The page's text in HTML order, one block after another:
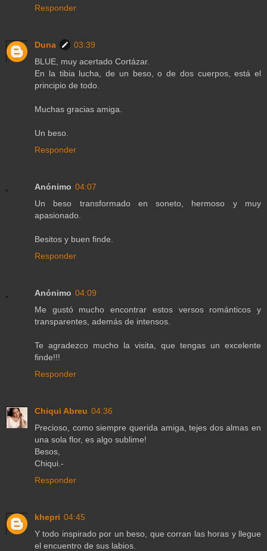
Responder
Duna
03:39
BLUE, muy acertado Cortázar.
En la tibia lucha, de un beso, o de dos cuerpos, está el
principio de todo.
Muchas gracias amiga.
Un beso.
Responder
Anónimo 04:07
Un beso transformado en soneto, hermoso y muy
apasionado.
Besitos y buen finde.
Responder
Anónimo 04:09
Me gustó mucho encontrar estos versos románticos y
transparentes, además de intensos.
Te agradezco mucho la visita, que tengas un excelente
finde!!!
Responder
Chiqui Abreu 04:36
Precioso, como siempre querida amiga, tejes dos almas en
una sola flor, es algo sublime!
Besos,
Chiqui.-
Responder
khepri 04:45
Y todo inspirado por un beso, que corran las horas y llegue
el encuentro de sus labios.